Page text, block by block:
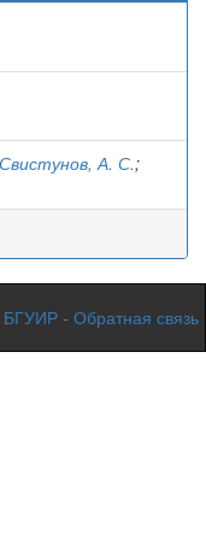
Свистунов, А. С.;
БГУИР - Обратная связь